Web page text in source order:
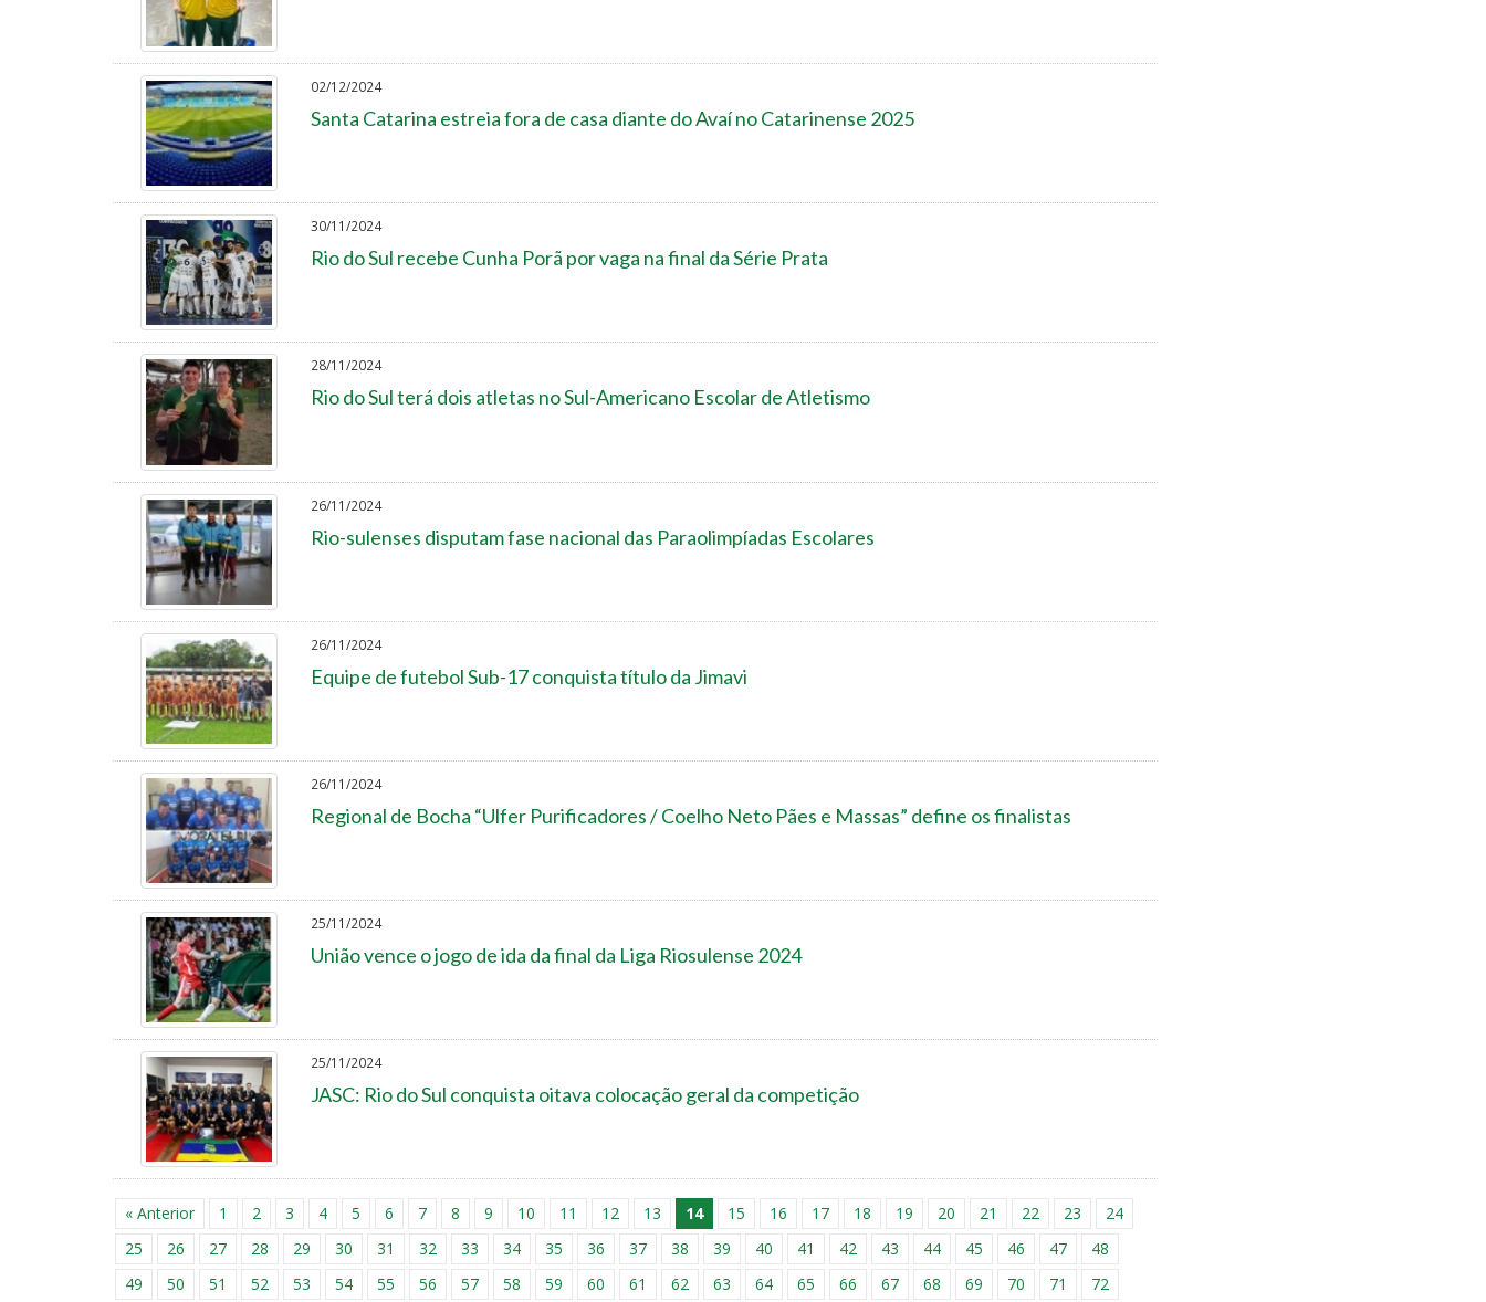
02/12/2024
Santa Catarina estreia fora de casa diante do Avaí no Catarinense 2025
30/11/2024
Rio do Sul recebe Cunha Porã por vaga na final da Série Prata
28/11/2024
Rio do Sul terá dois atletas no Sul-Americano Escolar de Atletismo
26/11/2024
Rio-sulenses disputam fase nacional das Paraolimpíadas Escolares
26/11/2024
Equipe de futebol Sub-17 conquista título da Jimavi
26/11/2024
Regional de Bocha “Ulfer Purificadores / Coelho Neto Pães e Massas” define os finalistas
25/11/2024
União vence o jogo de ida da final da Liga Riosulense 2024
25/11/2024
JASC: Rio do Sul conquista oitava colocação geral da competição
« Anterior 1 2 3 4 5 6 7 8 9 10 11 12 13 14 15 16 17 18 19 20 21 22 23
24
25
26 27 28 29 30 31 32 33 34 35 36 37 38 39 40 41 42 43 44 45 46 47
48
49
50 51 52 53 54 55 56 57 58 59 60 61 62 63 64 65 66 67 68 69 70 71 72